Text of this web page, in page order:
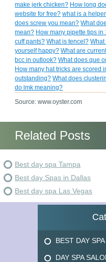
make jerk chicken? How long
website for free? what is a
does screw you mean? What
mean? How many pipette tips in
cuff pants? What is tencel?
yourself happy? What are
bcc in outlook? What does que
How many hat tricks are scored
outstanding? What does
do lmk meaning?
Source: www.oyster.com
Related Posts
Best day spa Tampa
Best day Spas in Dallas
Best day spa Las Vegas
BEST DAY SPA
DAY SPA